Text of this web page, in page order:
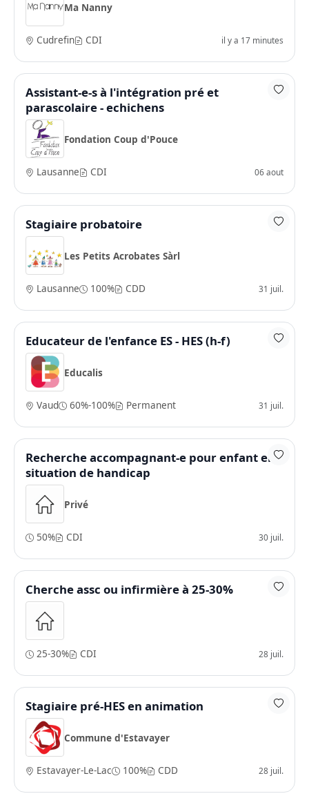
Ma Nanny
Cudrefin CDI il y a 17 minutes
Assistant-e-s à l'intégration pré et
parascolaire - echichens
Fondation Coup d'Pouce
Lausanne CDI 06 aout
Stagiaire probatoire
Les Petits Acrobates Sàrl
Lausanne 100% CDD 31 juil.
Educateur de l'enfance ES - HES (h-f)
Educalis
Vaud 60%-100% Permanent 31 juil.
Recherche accompagnant-e pour enfant en
situation de handicap
Privé
50% CDI 30 juil.
Cherche assc ou infirmière à 25-30%
25-30% CDI 28 juil.
Stagiaire pré-HES en animation
Commune d'Estavayer
Estavayer-Le-Lac 100% CDD 28 juil.